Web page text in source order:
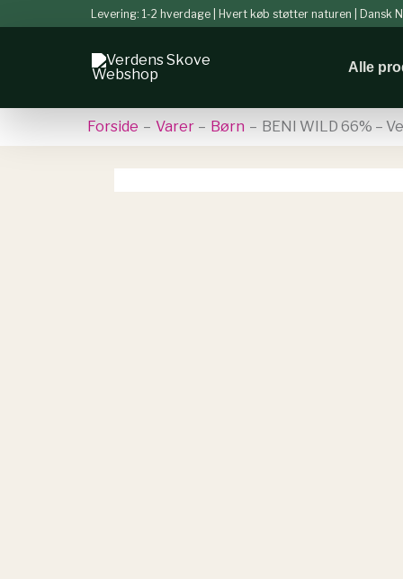
Levering: 1-2 hverdage | Hvert køb støtter naturen | Dansk
Alle
Forside Varer Børn BENI WILD 66% –